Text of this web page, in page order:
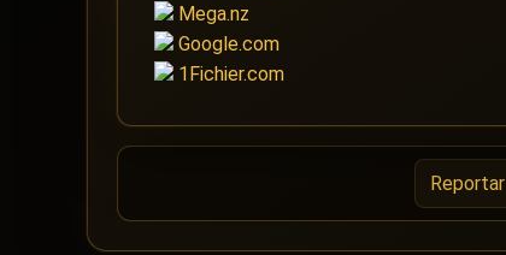
Mega.nz
Google.com
1Fichier.com
Reportar